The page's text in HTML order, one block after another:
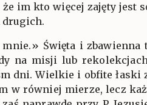
im kto więcej zajęty jest
drugich.
Święta i zbawienna
na misji lub
dni. Wielkie i obfite łaski
w równiej mierze, lecz